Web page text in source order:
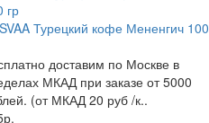
Турецкий кофе Мененгич 100
доставим по Москве в
МКАД при заказе от 5000
(от МКАД 20 руб /к..